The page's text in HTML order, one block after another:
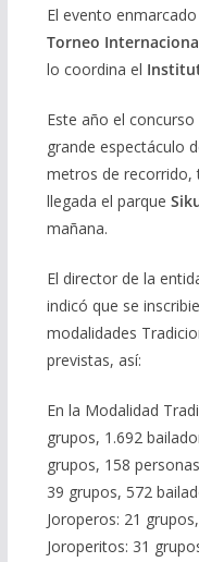
El evento
Torneo
lo coordina el
Este año el
grande espectáculo
metros de
llegada el parque
mañana.
El director de la
indicó que se
modalidades
previstas, así:
En la Modalidad
grupos, 1.692
grupos, 158
39 grupos, 572
Joroperos: 21
Joroperitos: 31